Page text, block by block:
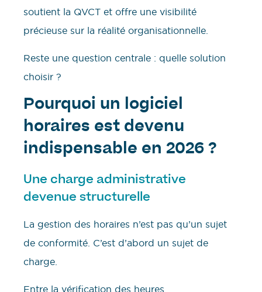
soutient la QVCT et offre une visibilité
précieuse sur la réalité organisationnelle.
Reste une question centrale : quelle solution
choisir ?
Pourquoi un logiciel
horaires est devenu
indispensable en 2026 ?
Une charge administrative
devenue structurelle
La gestion des horaires n’est pas qu’un sujet
de conformité. C’est d’abord un sujet de
charge.
Entre la vérification des heures